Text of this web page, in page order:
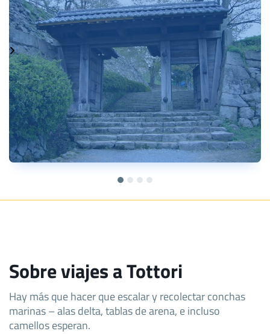
Sobre viajes a Tottori
Hay más que hacer que escalar y recolectar conchas
marinas – alas delta, tablas de arena, e incluso
camellos esperan.